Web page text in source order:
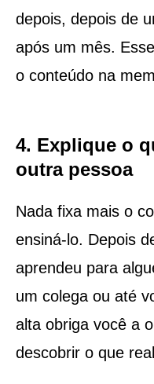
depois, depois de
após um mês.
o conteúdo na
4. Explique o
outra pessoa
Nada fixa mais o
ensiná-lo. Depois
aprendeu para
um colega ou até
alta obriga você a
descobrir o que